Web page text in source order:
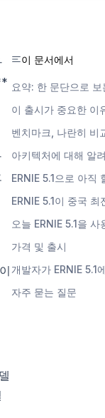
이 문서에서
요약: 한 문단으로 보
이 출시가 중요한 이
벤치마크, 나란히 비
아키텍처에 대해 알
ERNIE 5.1으로 아직
ERNIE 5.1이 중국
오늘 ERNIE 5.1을
가격 및 출시
개발자가 ERNIE 5.1
자주 묻는 질문